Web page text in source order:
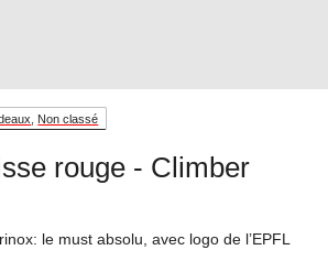
Non classé
rouge - Climber
le must absolu, avec logo de l’EPFL